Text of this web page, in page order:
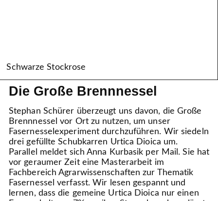
Schwarze Stockrose
Die Große Brennnessel
Stephan Schürer überzeugt uns davon, die Große
Brennnessel vor Ort zu nutzen, um unser
Fasernesselexperiment durchzuführen. Wir siedeln
drei gefüllte Schubkarren Urtica Dioica um.
Parallel meldet sich Anna Kurbasik per Mail. Sie hat
vor geraumer Zeit eine Masterarbeit im
Fachbereich Agrarwissenschaften zur Thematik
Fasernessel verfasst. Wir lesen gespannt und
lernen, dass die gemeine Urtica Dioica nur einen